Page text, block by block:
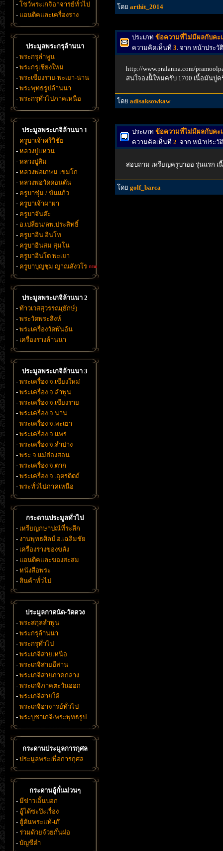
- โชว์พระเกจิอาจารย์ทั่วไป
- แอนติคและเครื่องราง
ประมูลพระกรุล้านนา
- พระกรุลำพูน
- พระกรุเชียงใหม่
- พระเชียงราย-พะเยา-น่าน
- พระพุทธรูปล้านนา
- พระกรุทั่วไปภาคเหนือ
ประมูลพระเกจิล้านนา 1
- ครูบาเจ้าศรีวิชัย
- หลวงปู่แหวน
- หลวงปู่สิม
- หลวงพ่อเกษม เขมโก
- หลวงพ่อวัดดอนตัน
- ครูบาชุ่ม / ขันแก้ว
- ครูบาเจ้าผาผ่า
- ครูบาจันต๊ะ
- อ.เปลี่ยน/ลพ.ประสิทธิ์
- ครูบาอิน อินโท
- ครูบาอินสม สุมโน
- ครูบาอินโต พะเยา
- ครูบาบุญชุ่ม ญาณสังวโร
ประมูลพระเกจิล้านนา 2
- ท้าวเวสสุวรรณ(ยักษ์)
- พระวัดพระสิงห์
- พระเครื่องวัดพันอ้น
- เครื่องรางล้านนา
ประมูลพระเกจิล้านนา 3
- พระเครื่อง จ.เชียงใหม่
- พระเครื่อง จ.ลำพูน
- พระเครื่อง จ.เชียงราย
- พระเครื่อง จ.น่าน
- พระเครื่อง จ.พะเยา
- พระเครื่อง จ.แพร่
- พระเครื่อง จ.ลำปาง
- พระ จ.แม่ฮ่องสอน
- พระเครื่อง จ.ตาก
- พระเครื่อง จ .อุตรดิตถ์
- พระทั่วไปภาคเหนือ
กระดานประมูลทั่วไป
- เหรียญกษาปณ์ที่ระลึก
- งานพุทธศิลป์ อ.เฉลิมชัย
- เครื่องรางของขลัง
- แอนติคและของสะสม
- หนังสือพระ
- สินค้าทั่วไป
ประมูลกาดนัด-วัดดวง
- พระสกุลลำพูน
- พระกรุล้านนา
- พระกรุทั่วไป
- พระเกจิสายเหนือ
- พระเกจิสายอีสาน
- พระเกจิสายภาคกลาง
- พระเกจิภาคตะวันออก
- พระเกจิสายใต้
- พระเกจิอาจารย์ทั่วไป
- พระบูชาเกจิ/พระพุทธรูป
กระดานประมูลการกุศล
- ประมูลพระเพื่อการกุศล
กระดานอู้กั๋นม่วนๆ
- มีข่าวเอิ้นบอก
- อู้ได้ซะป๊ะเรื่อง
- ฮู้ตันพระแท้-เก๊
- ร่วมด้วยจ้วยกั๋นผ่อ
- บัญชีดำ
โดย arthit_2014
ประเภท ข้อความที่ไม่มีผลกับคะ
ความคิดเห็นที่ 3. จาก หน้าประวั
http://www.pralanna.com/
สนใจองน๊็ใหมครับ 1700 เนื้อมันปู
โดย adisaksowkaw
ประเภท ข้อความที่ไม่มีผลกับคะ
ความคิดเห็นที่ 2. จาก หน้าประวั
สอบถาม เหรียญครูบาออ รุ่นแรก เ
โดย golf_barca